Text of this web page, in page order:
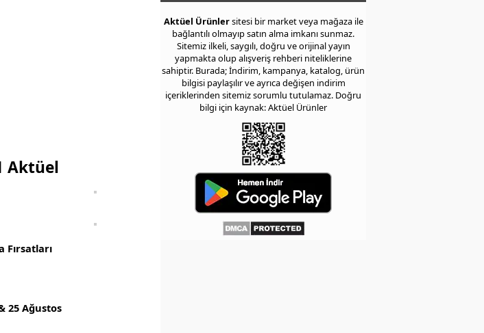
Aktüel
Fırsatları
25 Ağustos
Aktüel Ürünlersitesi bir market veya mağaza ile
bağlantılı olmayıp satın alma imkanı sunmaz.
Sitemiz ilkeli, saygılı, doğru ve orijinal yayın
yapmakta olup alışveriş rehberi niteliklerine
sahiptir. Burada; İndirim, kampanya, katalog, ürün
bilgisi paylaşılır ve ayrıca değişen indirim
içeriklerinden sitemiz sorumlu tutulamaz. Doğru
bilgi için kaynak: Aktüel Ürünler